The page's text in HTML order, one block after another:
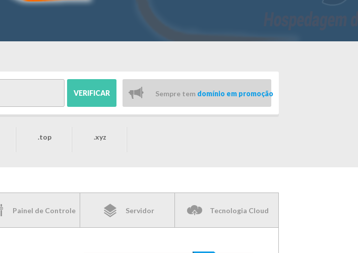
VERIFICAR Sempre tem domínio em promoção
.top .xyz
Painel de Controle Servidor Tecnologia Cloud